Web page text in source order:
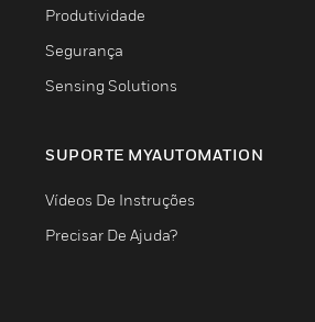
Produtividade
Segurança
Sensing Solutions
SUPORTE MYAUTOMATION
Vídeos De Instruções
Precisar De Ajuda?